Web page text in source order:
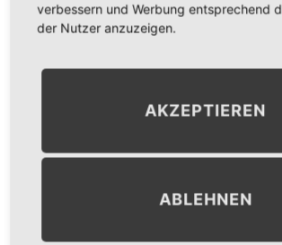
LEAVE A COMMENT
verbessern und Werbung entsprechend
der Nutzer anzuzeigen.
AKZEPTIEREN
ABLEHNEN